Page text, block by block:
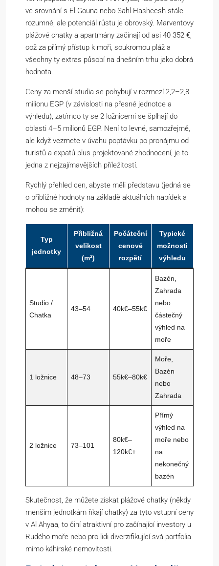
ve srovnání s El Gouna nebo Sahl Hasheesh stále
rozumné, ale potenciál růstu je obrovský. Marventovy
plážové chatky a apartmány začínají od asi 40 352 €,
což za přímý přístup k moři, soukromou pláž a
všechny ty extras působí na dnešním trhu jako dobrá
hodnota.
Ceny za menší studia se pohybují v rozmezí 2,2–2,8
milionu EGP (v závislosti na přesné jednotce a
výhledu), zatímco ty se 2 ložnicemi se šplhají do
oblasti 4–5 milionů EGP. Není to levné, samozřejmě,
ale když vezmete v úvahu poptávku po pronájmu od
turistů a expatů plus projektované zhodnocení, je to
jedna z nejzajímavějších příležitostí.
Rychlý přehled cen, abyste měli představu (jedná se
o přibližné hodnoty na základě aktuálních nabídek a
mohou se změnit):
Typ
jednotky
Přibližná
velikost
(m²)
Počáteční
cenové
rozpětí
Typické
možnosti
výhledu
Studio /
Chatka
43–54 40k€–55k€
Bazén,
Zahrada
nebo
částečný
výhled na
moře
1 ložnice 48–73 55k€–80k€
Moře,
Bazén
nebo
Zahrada
2 ložnice 73–101
80k€–
120k€+
Přímý
výhled na
moře nebo
na
nekonečný
bazén
Skutečnost, že můžete získat plážové chatky (někdy
menším jednotkám říkají chatky) za tyto vstupní ceny
v Al Ahyaa, to činí atraktivní pro začínající investory u
Rudého moře nebo pro lidi diverzifikující svá portfolia
mimo káhirské nemovitosti.